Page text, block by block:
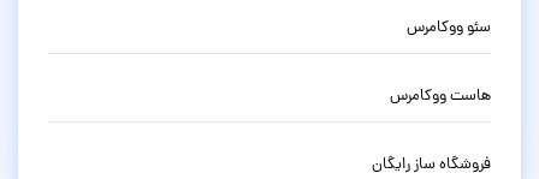
سئو ووکامرس
هاست ووکامرس
فروشگاه ساز رایگان